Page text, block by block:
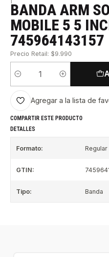
BANDA ARM
MOBILE 5 5
745964143157
Precio Retail: $9.990
Cantidad
Agregar a la lista de
COMPARTIR ESTE PRODUCTO
DETALLES
Formato: Regular
GTIN:
Tipo: Banda